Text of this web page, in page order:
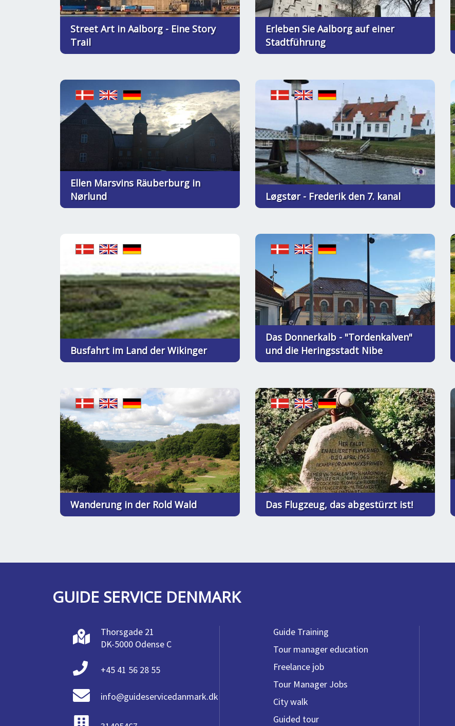
Street Art in Aalborg - Eine Story
Trail
Erleben Sie Aalborg auf einer
Stadtführung
Ellen Marsvins Räuberburg in
Nørlund
Løgstør - Frederik den 7. kanal
Busfahrt im Land der Wikinger
Das Donnerkalb - "Tordenkalven"
und die Heringsstadt Nibe
Wanderung in der Rold Wald Das Flugzeug, das abgestürzt ist!
GUIDE SERVICE DENMARK
Thorsgade 21
DK-5000 Odense C
+45 41 56 28 55
info@guideservicedanmark.dk
Guide Training
Tour manager education
Freelance job
Tour Manager Jobs
City walk
Guided tour